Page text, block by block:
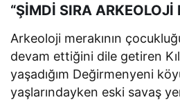
“ŞİMDİ SIRA ARKEOLOJİ
Arkeoloji merakının
devam ettiğini dile getiren
yaşadığım Değirmenyeni
yaşlarındayken eski savaş